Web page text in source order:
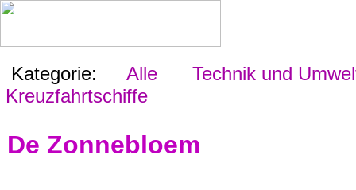
Kategorie: Alle
Technik und
Kreuzfahrtschiffe
De Zonnebloem